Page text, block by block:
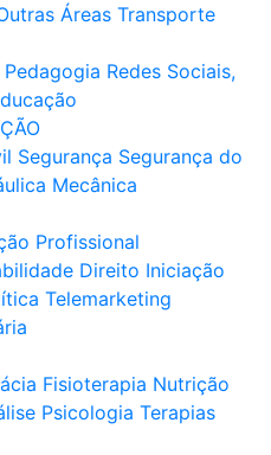
Áreas Transporte
Pedagogia Redes Sociais,
Segurança Segurança do
Mecânica
Profissional
Direito Iniciação
Telemarketing
Fisioterapia Nutrição
Psicologia Terapias